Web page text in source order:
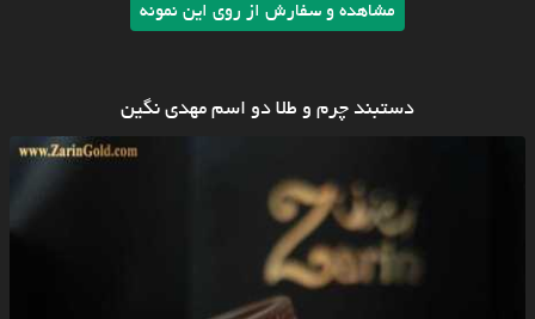
مشاهده و سفارش از روی این نمونه
دستبند چرم و طلا دو اسم مهدی نگین